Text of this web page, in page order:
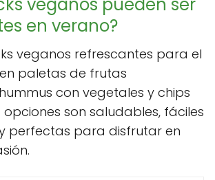
en verano?
veganos refrescantes para el
paletas de frutas
con vegetales y chips
opciones son saludables, fáciles
perfectas para disfrutar en